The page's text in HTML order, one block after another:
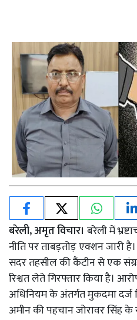
बरेली, अमृत विचार। बरेली में
नीति पर ताबड़तोड़ एक्शन जारी
सदर तहसील की कैंटीन से एक
रिश्वत लेते गिरफ्तार किया है।
अधिनियम के अंतर्गत मुकदमा दर्ज
अमीन की पहचान जोरावर सिंह